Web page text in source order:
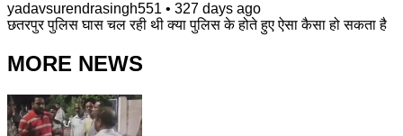
yadavsurendrasingh551 • 327 days ago
छतरपुर पुलिस घास चल रही थी क्या पुलिस के होते हुए ऐसा कैसा हो सकता है
MORE NEWS